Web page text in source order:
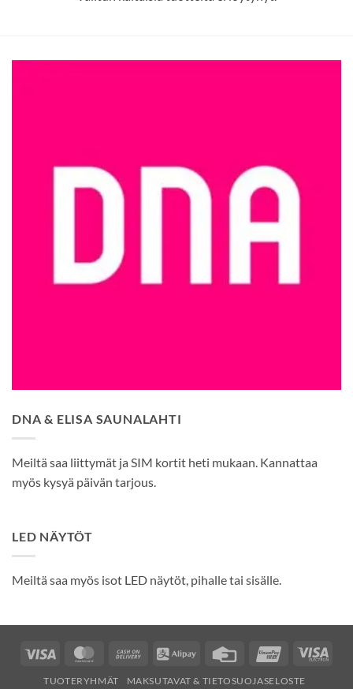
DNA & ELISA SAUNALAHTI
Meiltä saa liittymät ja SIM kortit heti mukaan. Kannattaa
myös kysyä päivän tarjous.
LED NÄYTÖT
Meiltä saa myös isot LED näytöt, pihalle tai sisälle.
Visa MasterCardCash
Alipay
Credit
UnionPayVisa
TUOTERYHMÄT
MAKSUTAVAT & TIETOSUOJASELOSTE